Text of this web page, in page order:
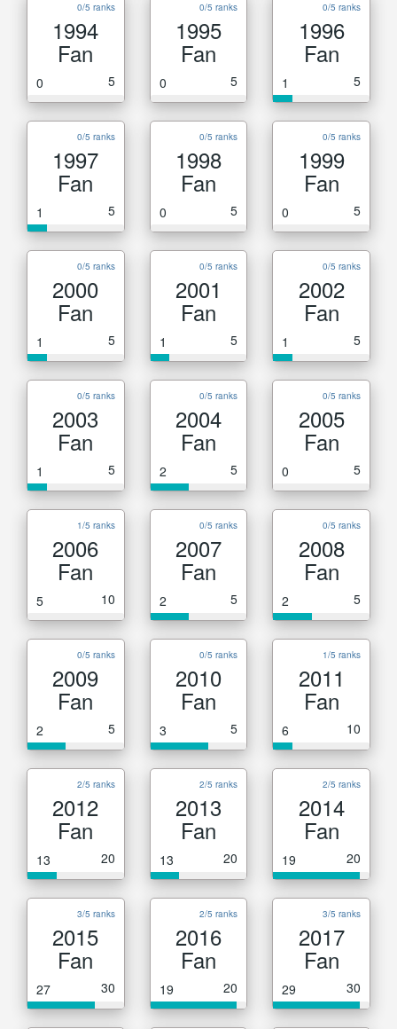
0/5 ranks
1994
Fan
0 5
0/5 ranks
1995
Fan
0 5
0/5 ranks
1996
Fan
1 5
0/5 ranks
1997
Fan
1 5
0/5 ranks
1998
Fan
0 5
0/5 ranks
1999
Fan
0 5
0/5 ranks
2000
Fan
1 5
0/5 ranks
2001
Fan
1 5
0/5 ranks
2002
Fan
1 5
0/5 ranks
2003
Fan
1 5
0/5 ranks
2004
Fan
2 5
0/5 ranks
2005
Fan
0 5
1/5 ranks
2006
Fan
5 10
0/5 ranks
2007
Fan
2 5
0/5 ranks
2008
Fan
2 5
0/5 ranks
2009
Fan
2 5
0/5 ranks
2010
Fan
3 5
1/5 ranks
2011
Fan
6 10
2/5 ranks
2012
Fan
13 20
2/5 ranks
2013
Fan
13 20
2/5 ranks
2014
Fan
19 20
3/5 ranks
2015
Fan
27 30
2/5 ranks
2016
Fan
19 20
3/5 ranks
2017
Fan
29 30